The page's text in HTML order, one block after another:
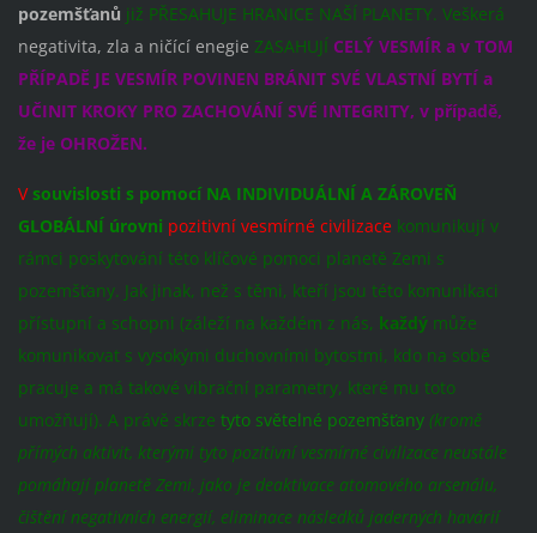
pozemšťanů již PŘESAHUJE HRANICE NAŠÍ PLANETY. Veškerá
negativita, zla a ničící enegie ZASAHUJÍ CELÝ VESMÍR a v TOM
PŘÍPADĚ JE VESMÍR POVINEN BRÁNIT SVÉ VLASTNÍ BYTÍ a
UČINIT KROKY PRO ZACHOVÁNÍ SVÉ INTEGRITY, v případě,
že je OHROŽEN.
Vsouvislosti s pomocí NA INDIVIDUÁLNÍ A ZÁROVEŇ
GLOBÁLNÍ úrovni pozitivní vesmírné civilizacekomunikují v
rámci poskytování této klíčové pomoci planetě Zemi s
pozemšťany. Jak jinak, než s těmi, kteří jsou této komunikaci
přístupní a schopni (záleží na každém z nás, každý může
komunikovat s vysokými duchovními bytostmi, kdo na sobě
pracuje a má takové vibrační parametry, které mu toto
umožňují). A právě skrze tyto světelné pozemšťany (kromě
přímých aktivit, kterými tyto pozitivní vesmírné civilizace neustále
pomáhají planetě Zemi, jako je deaktivace atomového arsenálu,
čištění negativních energií, eliminace následků jaderných havárií